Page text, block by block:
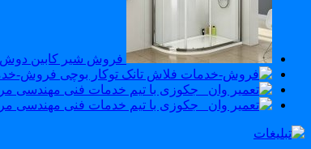
فروش شیر کابین دوش09121507825_تعمیر شیر کابین دوش
فروش-